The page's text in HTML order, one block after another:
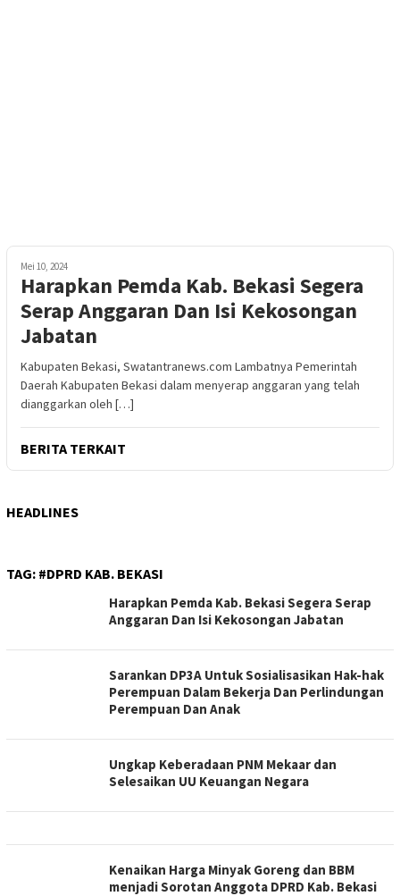
Mei 10, 2024
Harapkan Pemda Kab. Bekasi Segera
Serap Anggaran Dan Isi Kekosongan
Jabatan
Kabupaten Bekasi, Swatantranews.com Lambatnya Pemerintah
Daerah Kabupaten Bekasi dalam menyerap anggaran yang telah
dianggarkan oleh […]
BERITA TERKAIT
HEADLINES
TAG: #DPRD KAB. BEKASI
Harapkan Pemda Kab. Bekasi Segera Serap
Anggaran Dan Isi Kekosongan Jabatan
Sarankan DP3A Untuk Sosialisasikan Hak-hak
Perempuan Dalam Bekerja Dan Perlindungan
Perempuan Dan Anak
Ungkap Keberadaan PNM Mekaar dan
Selesaikan UU Keuangan Negara
Kenaikan Harga Minyak Goreng dan BBM
menjadi Sorotan Anggota DPRD Kab. Bekasi